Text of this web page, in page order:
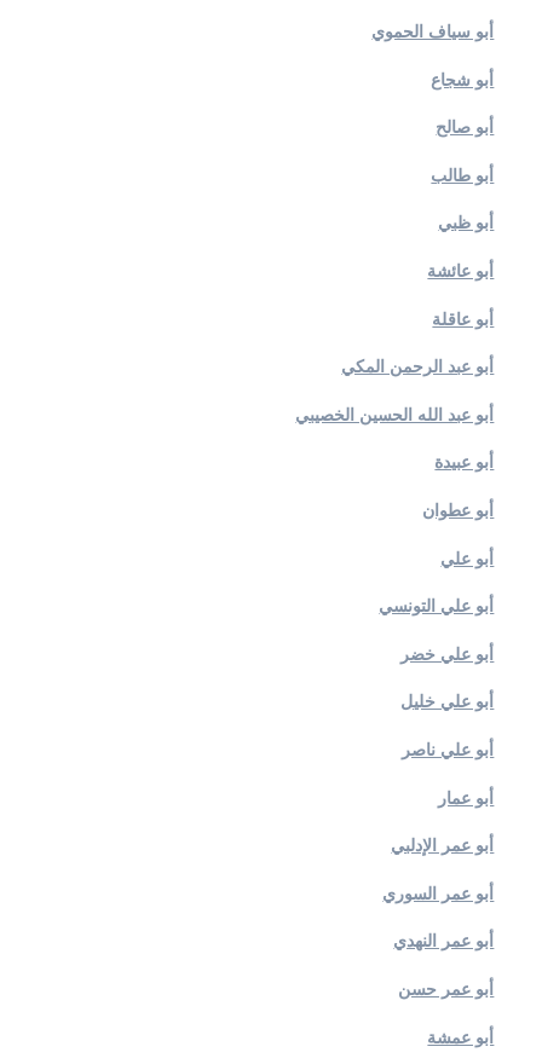
أبو سياف الحموي
أبو شجاع
أبو صالح
أبو طالب
أبو ظبي
أبو عائشة
أبو عاقلة
أبو عبد الرحمن المكي
أبو عبد الله الحسين الخصيبي
أبو عبيدة
أبو عطوان
أبو علي
أبو علي التونسي
أبو علي خضر
أبو علي خليل
أبو علي ناصر
أبو عمار
أبو عمر الإدلبي
أبو عمر السوري
أبو عمر النهدي
أبو عمر حسن
أبو عمشة